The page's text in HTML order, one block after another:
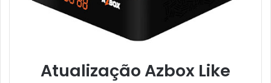
Atualização Azbox Like